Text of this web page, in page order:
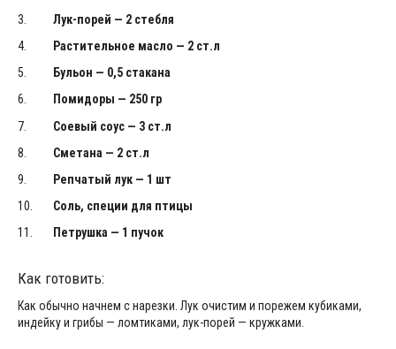
Лук-порей — 2 стебля
Растительное масло — 2 ст.л
Бульон — 0,5 стакана
Помидоры — 250 гр
Соевый соус — 3 ст.л
Сметана — 2 ст.л
Репчатый лук — 1 шт
Соль, специи для птицы
Петрушка — 1 пучок
Как готовить:
Как обычно начнем с нарезки. Лук очистим и порежем кубиками,
индейку и грибы — ломтиками, лук-порей — кружками.